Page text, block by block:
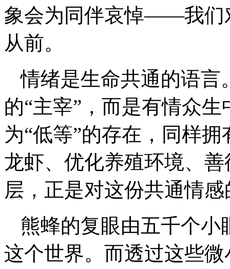
象会为同伴哀悼——我们
从前。
情绪是生命共通的语言
的“主宰”，而是有情众
为“低等”的存在，同样
龙虾、优化养殖环境、
层，正是对这份共通情
熊蜂的复眼由五千个
这个世界。而透过这些